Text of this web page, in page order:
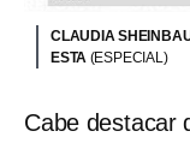
CLAUDIA
ESTA (ESPECIAL)
Cabe destacar